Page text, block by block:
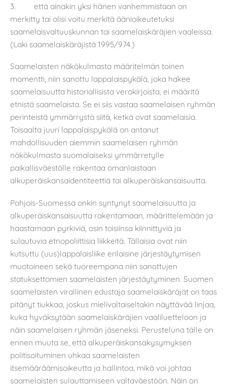
3. että ainakin yksi hänen vanhemmistaan on
merkitty tai olisi voitu merkitä äänioikeutetuksi
saamelaisvaltuuskunnan tai saamelaiskäräjien vaaleissa.
(Laki saamelaiskäräjistä 1995/974.)
Saamelaisten näkökulmasta määritelmän toinen
momentti, niin sanottu lappalaispykälä, joka hakee
saamelaisuutta historiallisista verokirjoista, ei määritä
etnistä saamelaista. Se ei siis vastaa saamelaisen ryhmän
perinteistä ymmärrystä siitä, ketkä ovat saamelaisia.
Toisaalta juuri lappalaispykälä on antanut
mahdollisuuden aiemmin saamelaisen ryhmän
näkökulmasta suomalaiseksi ymmärretylle
paikallisväestölle rakentaa omanlaistaan
alkuperäiskansaidentiteettiä tai alkuperäiskansaisuutta.
Pohjois-Suomessa onkin syntynyt saamelaisuutta ja
alkuperäiskansaisuutta rakentamaan, määrittelemään ja
haastamaan pyrkiviä, osin toisiinsa kiinnittyviä ja
sulautuvia etnopoliittisia liikkeitä. Tällaisia ovat niin
kutsuttu (uus)lappalaisliike erilaisine järjestäytymisen
muotoineen sekä tuoreempana niin sanottujen
statuksettomien saamelaisten järjestäytyminen. Suomen
saamelaisten virallinen edustaja saamelaiskäräjät on taas
pitänyt tiukkaa, joskus mielivaltaiseltakin näyttävää linjaa,
kuka hyväksytään saamelaiskäräjien vaaliluetteloon ja
näin saamelaisen ryhmän jäseneksi. Perusteluna tälle on
ennen muuta se, että alkuperäiskansakysymyksen
politisoituminen uhkaa saamelaisten
itsemääräämisoikeutta ja hallintoa, mikä voi johtaa
saamelaisten sulauttamiseen valtaväestöön. Näin on